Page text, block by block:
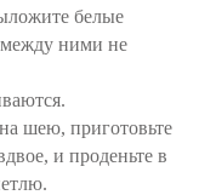
белые
между ними не
шею, приготовьте
и проденьте в